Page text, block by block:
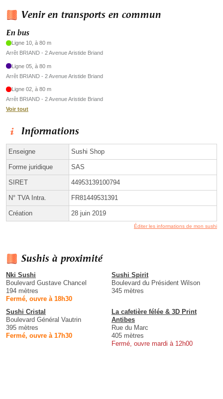
Venir en transports en commun
En bus
Ligne 10, à 80 m
Arrêt BRIAND - 2 Avenue Aristide Briand
Ligne 05, à 80 m
Arrêt BRIAND - 2 Avenue Aristide Briand
Ligne 02, à 80 m
Arrêt BRIAND - 2 Avenue Aristide Briand
Voir tout
Informations
Enseigne Sushi Shop
Forme juridique SAS
SIRET 44953139100794
N° TVA Intra. FR81449531391
Création 28 juin 2019
Éditer les informations de mon sushi
Sushis à proximité
Nki Sushi
Boulevard Gustave Chancel
194 mètres
Fermé, ouvre à 18h30
Sushi Spirit
Boulevard du Président Wilson
345 mètres
Sushi Cristal
Boulevard Général Vautrin
395 mètres
Fermé, ouvre à 17h30
La cafetière félée & 3D Print
Antibes
Rue du Marc
405 mètres
Fermé, ouvre mardi à 12h00